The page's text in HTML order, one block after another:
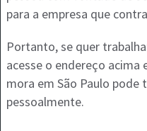
para a empresa que
Portanto, se quer
acesse o endereço acima
mora em São Paulo pode
pessoalmente.